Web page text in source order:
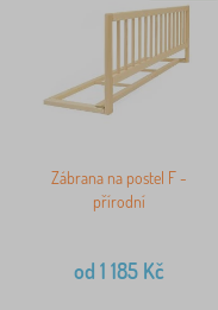
Zábrana na postel F -
přírodní
od 1 185 Kč